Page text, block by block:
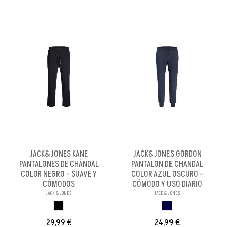
JACK&JONES KANE
PANTALONES DE CHÁNDAL
COLOR NEGRO - SUAVE Y
CÓMODOS
JACK & JONES
29,99 €
JACK&JONES GORDON
PANTALON DE CHANDAL
COLOR AZUL OSCURO -
CÓMODO Y USO DIARIO
JACK & JONES
24,99 €